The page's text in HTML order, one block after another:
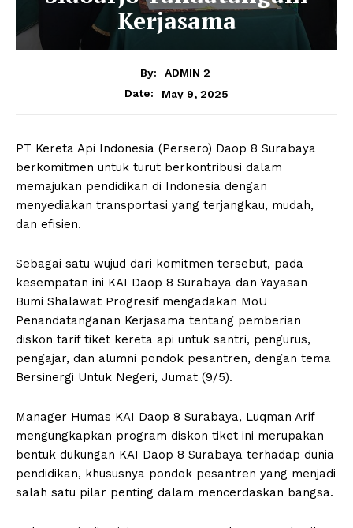
Kerjasama
By:
ADMIN 2
Date:
May 9, 2025
PT Kereta Api Indonesia (Persero) Daop 8 Surabaya
berkomitmen untuk turut berkontribusi dalam
memajukan pendidikan di Indonesia dengan
menyediakan transportasi yang terjangkau, mudah,
dan efisien.
Sebagai satu wujud dari komitmen tersebut, pada
kesempatan ini KAI Daop 8 Surabaya dan Yayasan
Bumi Shalawat Progresif mengadakan MoU
Penandatanganan Kerjasama tentang pemberian
diskon tarif tiket kereta api untuk santri, pengurus,
pengajar, dan alumni pondok pesantren, dengan tema
Bersinergi Untuk Negeri, Jumat (9/5).
Manager Humas KAI Daop 8 Surabaya, Luqman Arif
mengungkapkan program diskon tiket ini merupakan
bentuk dukungan KAI Daop 8 Surabaya terhadap dunia
pendidikan, khususnya pondok pesantren yang menjadi
salah satu pilar penting dalam mencerdaskan bangsa.